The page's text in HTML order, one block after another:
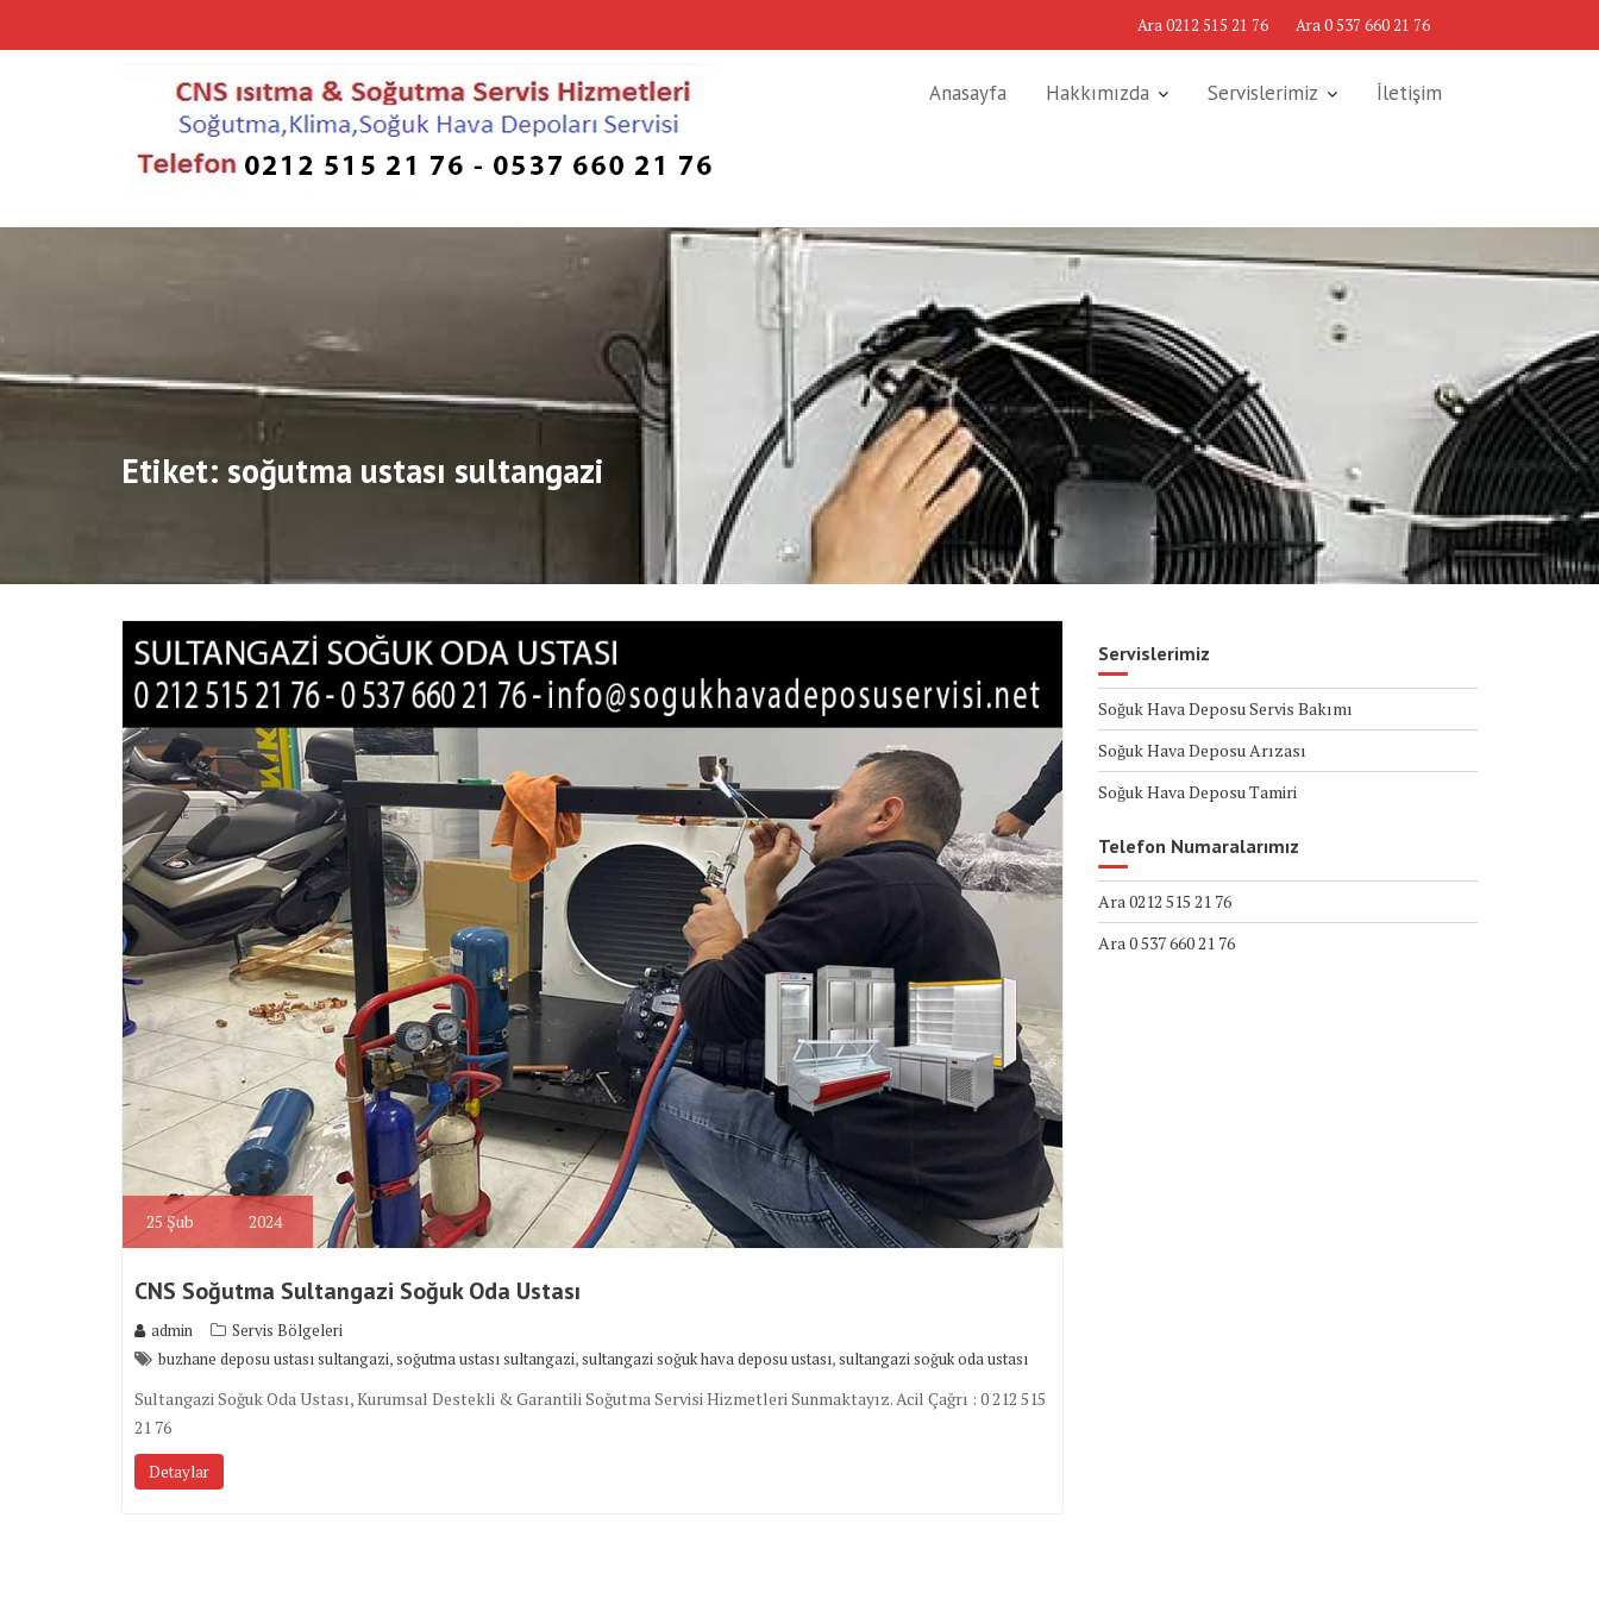
Ara 0212 515 21 76 Ara 0 537 660 21 76
Anasayfa Hakkımızda Servislerimiz İletişim
Etiket: soğutma ustası sultangazi
25Şub 2024
CNS Soğutma Sultangazi Soğuk Oda Ustası
admin
Servis Bölgeleri
buzhane deposu ustası sultangazi,soğutma ustası sultangazi,sultangazi soğuk hava deposu ustası,sultangazi soğuk oda ustası
Sultangazi Soğuk Oda Ustası, Kurumsal Destekli & Garantili Soğutma Servisi Hizmetleri Sunmaktayız. Acil Çağrı : 0 212 515
21 76
Detaylar
Servislerimiz
Soğuk Hava Deposu Servis Bakımı
Soğuk Hava Deposu Arızası
Soğuk Hava Deposu Tamiri
Telefon Numaralarımız
Ara 0212 515 21 76
Ara 0 537 660 21 76